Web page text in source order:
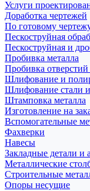
Услуги
Доработка чертежей
По готовому
Пескоструйная
Пескоструйная и
Пробивка металла
Пробивка отверстий
Шлифование и
Шлифование стали
Штамповка металла
Изготовление на
Вспомогательные
Фахверки
Навесы
Закладные детали и
Металлические
Строительные
Опоры несущие